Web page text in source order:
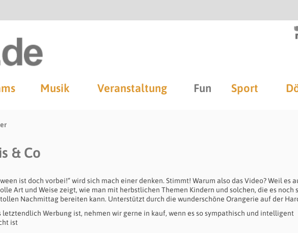
Musik Veranstaltung Fun Sport
& Co
ist doch vorbei!“ wird sich mach einer denken. Stimmt! Warum also das Video? Weil es
Art und Weise zeigt, wie man mit herbstlichen Themen Kindern und solchen, die es noch
Nachmittag bereiten kann. Unterstützt durch die wunderschöne Orangerie auf der
letztendlich Werbung ist, nehmen wir gerne in kauf, wenn es so sympathisch und intelligent
ist